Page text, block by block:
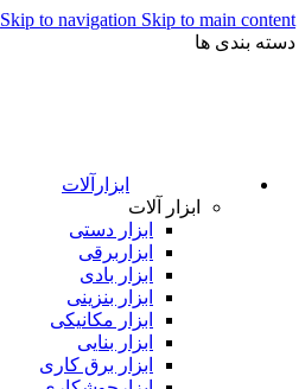
Skip to navigation Skip to main content
دسته بندی ها
ابزارآلات
ابزار آلات
ابزار دستی
ابزاربرقی
ابزار بادی
ابزار بنزینی
ابزار مکانیکی
ابزار بنایی
ابزار برق کاری